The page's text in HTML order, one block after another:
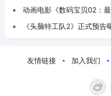
动画电影《数码宝贝02：
《头脑特工队2》正式预
友情链接 加入我们